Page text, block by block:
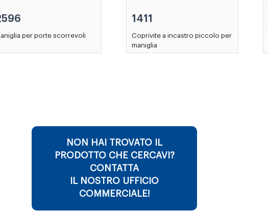
per porte scorrevoli
1411
Coprivite a incastro piccolo per
maniglia
NON HAI TROVATO IL
PRODOTTO CHE CERCAVI?
CONTATTA
IL NOSTRO UFFICIO
COMMERCIALE!